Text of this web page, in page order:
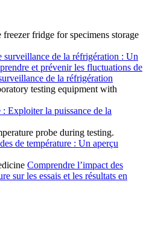
surveillance de la réfrigération : Un
et prévenir les fluctuations de
de la réfrigération
Exploiter la puissance de la
de température : Un aperçu
Comprendre l’impact des
sur les essais et les résultats en